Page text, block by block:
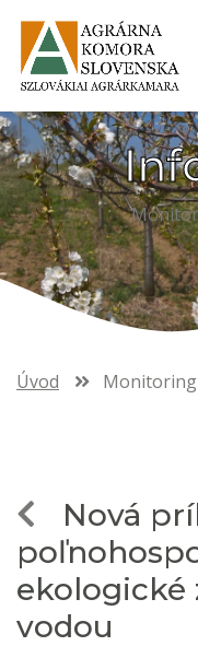
Úvod
Nová
ekologické
vodou